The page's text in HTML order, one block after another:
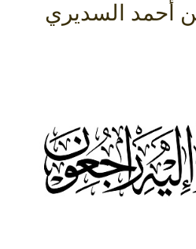
أحمد السديري